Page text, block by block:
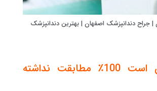
| جراح دندانپزشک اصفهان | بهترین دندانپزشک
سایه ممکن است 100٪ مطابقت نداشته